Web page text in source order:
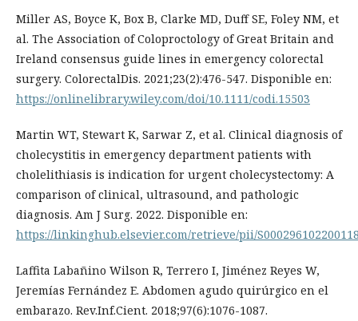
Miller AS, Boyce K, Box B, Clarke MD, Duff SE, Foley NM, et
al. The Association of Coloproctology of Great Britain and
Ireland consensus guide lines in emergency colorectal
surgery. ColorectalDis. 2021;23(2):476-547. Disponible en:
https://onlinelibrary.wiley.com/doi/10.1111/codi.15503
Martin WT, Stewart K, Sarwar Z, et al. Clinical diagnosis of
cholecystitis in emergency department patients with
cholelithiasis is indication for urgent cholecystectomy: A
comparison of clinical, ultrasound, and pathologic
diagnosis. Am J Surg. 2022. Disponible en:
https://linkinghub.elsevier.com/retrieve/pii/
Laffita Labañino Wilson R, Terrero I, Jiménez Reyes W,
Jeremías Fernández E. Abdomen agudo quirúrgico en el
embarazo. Rev.Inf.Cient. 2018;97(6):1076-1087.